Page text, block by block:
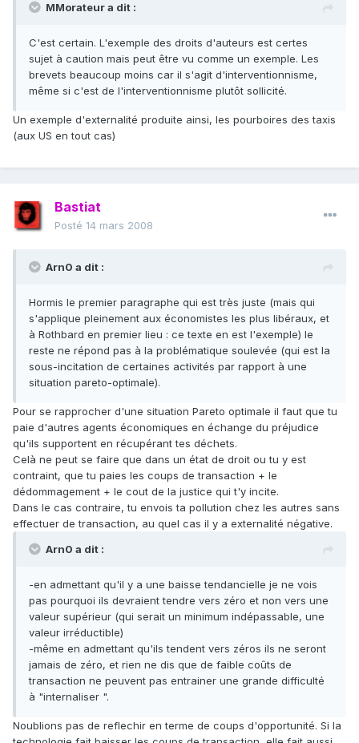
MMorateur a dit :
C'est certain. L'exemple des droits d'auteurs est certes
sujet à caution mais peut être vu comme un exemple. Les
brevets beaucoup moins car il s'agit d'interventionnisme,
même si c'est de l'interventionnisme plutôt sollicité.
Un exemple d'externalité produite ainsi, les pourboires des taxis
(aux US en tout cas)
Bastiat
Posté 14 mars 2008
Arn0 a dit :
Hormis le premier paragraphe qui est très juste (mais qui
s'applique pleinement aux économistes les plus libéraux, et
à Rothbard en premier lieu : ce texte en est l'exemple) le
reste ne répond pas à la problématique soulevée (qui est la
sous-incitation de certaines activités par rapport à une
situation pareto-optimale).
Pour se rapprocher d'une situation Pareto optimale il faut que tu
paie d'autres agents économiques en échange du préjudice
qu'ils supportent en récupérant tes déchets.
Celà ne peut se faire que dans un état de droit ou tu y est
contraint, que tu paies les coups de transaction + le
dédommagement + le cout de la justice qui t'y incite.
Dans le cas contraire, tu envois ta pollution chez les autres sans
effectuer de transaction, au quel cas il y a externalité négative.
Arn0 a dit :
-en admettant qu'il y a une baisse tendancielle je ne vois
pas pourquoi ils devraient tendre vers zéro et non vers une
valeur supérieur (qui serait un minimum indépassable, une
valeur irréductible)
-même en admettant qu'ils tendent vers zéros ils ne seront
jamais de zéro, et rien ne dis que de faible coûts de
transaction ne peuvent pas entrainer une grande difficulté
à "internaliser ".
Noublions pas de reflechir en terme de coups d'opportunité. Si la